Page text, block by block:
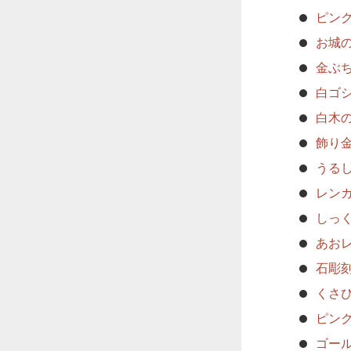
ピン
お城
金ぶ
白ゴ
白木
飾り
うる
レン
しっ
あお
石彫
くさ
ピン
ゴー